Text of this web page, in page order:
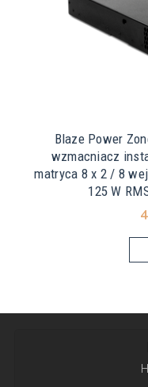
Blaze Power
wzmacniacz
matryca 8 x 2 / 8
125 W